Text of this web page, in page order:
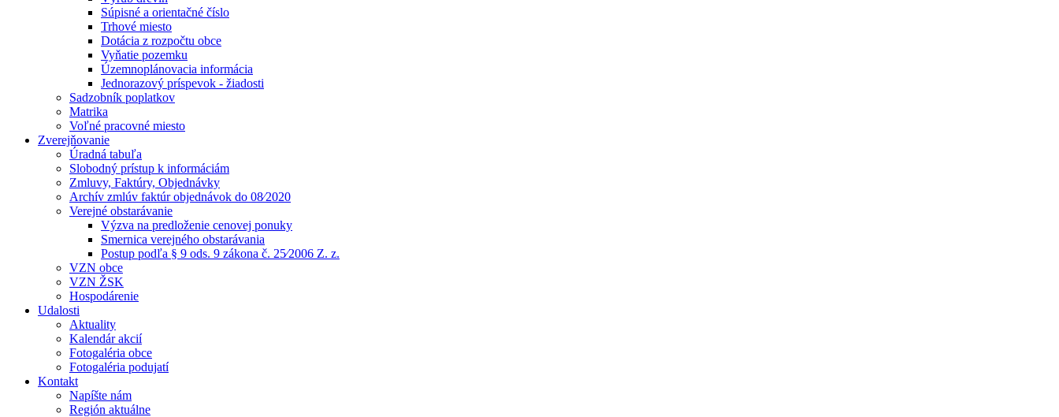
Súpisné a orientačné číslo
Trhové miesto
Dotácia z rozpočtu obce
Vyňatie pozemku
Územnoplánovacia informácia
Jednorazový príspevok - žiadosti
Sadzobník poplatkov
Matrika
Voľné pracovné miesto
Zverejňovanie
Úradná tabuľa
Slobodný prístup k informáciám
Zmluvy, Faktúry, Objednávky
Archív zmlúv faktúr objednávok do 08⁄2020
Verejné obstarávanie
Výzva na predloženie cenovej ponuky
Smernica verejného obstarávania
Postup podľa § 9 ods. 9 zákona č. 25⁄2006 Z. z.
VZN obce
VZN ŽSK
Hospodárenie
Udalosti
Aktuality
Kalendár akcií
Fotogaléria obce
Fotogaléria podujatí
Kontakt
Napíšte nám
Región aktuálne